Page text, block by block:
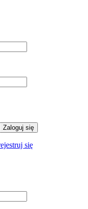
Zaloguj się
się